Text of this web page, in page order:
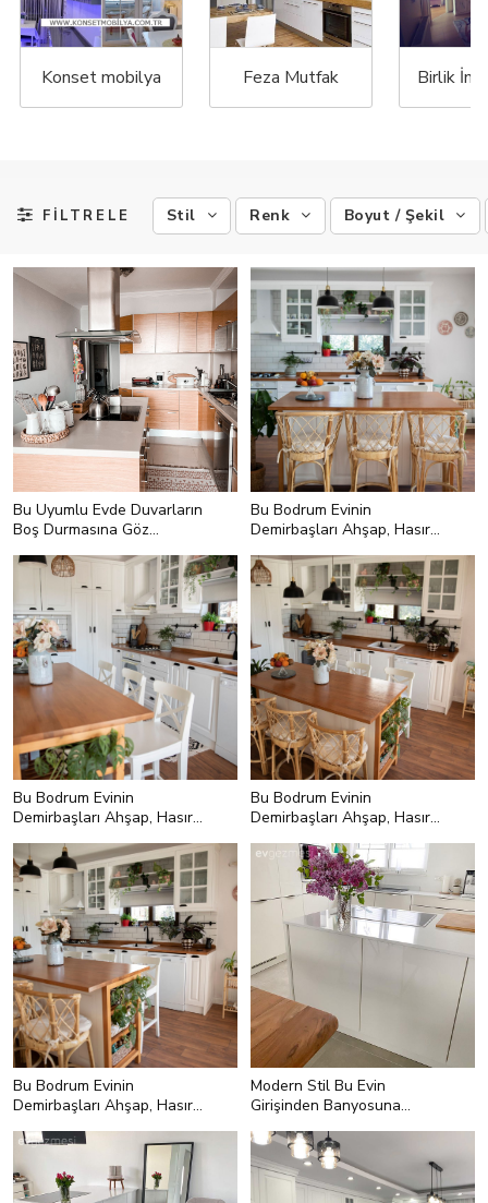
Konset mobilya Feza Mutfak
FİLTRELE Stil Renk Boyut / Şekil
Bu Uyumlu Evde Duvarların
Boş Durmasına Göz
Bu Bodrum Evinin
Demirbaşları Ahşap, Hasır
Bu Bodrum Evinin
Demirbaşları Ahşap, Hasır
Bu Bodrum Evinin
Demirbaşları Ahşap, Hasır
Bu Bodrum Evinin
Demirbaşları Ahşap, Hasır
Modern Stil Bu Evin
Girişinden Banyosuna